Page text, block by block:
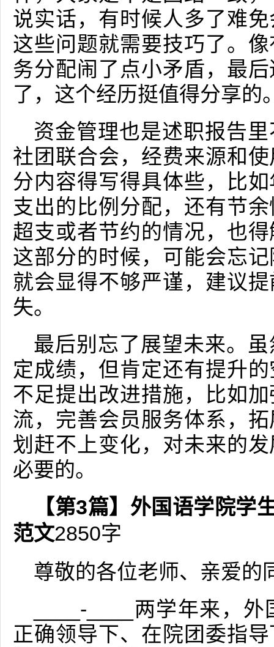
说实话，有时候人多了难
这些问题就需要技巧了。
务分配闹了点小矛盾，最
了，这个经历挺值得分享的
资金管理也是述职报告
社团联合会，经费来源和
分内容得写得具体些，比
支出的比例分配，还有节
超支或者节约的情况，也
这部分的时候，可能会忘
就会显得不够严谨，建议
失。
最后别忘了展望未来。
定成绩，但肯定还有提升
不足提出改进措施，比如
流，完善会员服务体系，
划赶不上变化，对未来的
必要的。
【第3篇】外国语学院学
范文2850字
尊敬的各位老师、亲爱的
____-____两学年来，
正确领导下、在院团委指